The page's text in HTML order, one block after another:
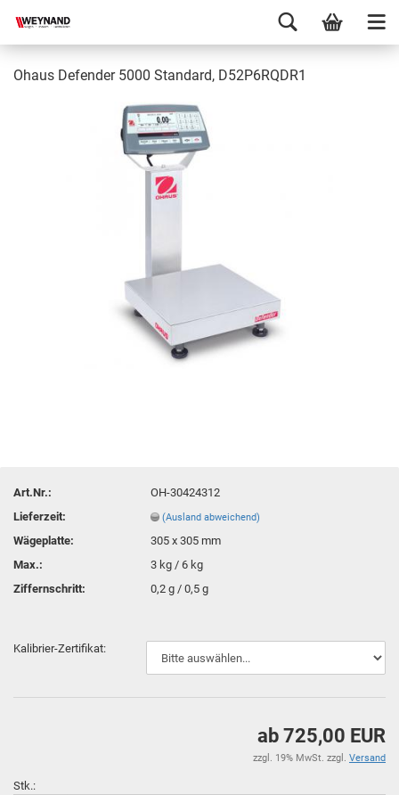
Ohaus Defender 5000 Standard, D52P6RQDR1
Art.Nr.:
OH-30424312
Lieferzeit:
(Ausland abweichend)
Wägeplatte:
305 x 305 mm
Max.:
3 kg / 6 kg
Ziffernschritt:
0,2 g / 0,5 g
Kalibrier-Zertifikat:
ab 725,00 EUR
zzgl. 19% MwSt. zzgl. Versand
Stk.: